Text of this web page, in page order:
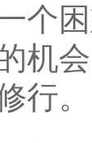
个
机
行。